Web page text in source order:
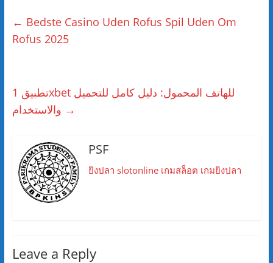
← Bedste Casino Uden Rofus Spil Uden Om
Rofus 2025
تطبيق 1xbet للهاتف المحمول: دليل كامل للتحميل
→
PSF
ยิงปลา slotonline เกมสล็อต เกมยิงปลา
Leave a Reply